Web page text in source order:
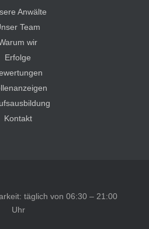
Anwälte
Team
wir
Erfolge
Kontakt
täglich von 06:30 – 21:00
Uhr